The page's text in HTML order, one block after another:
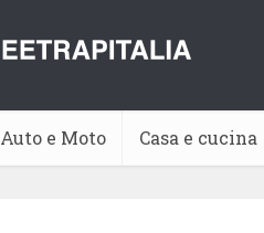
Auto e Moto Casa e cucina